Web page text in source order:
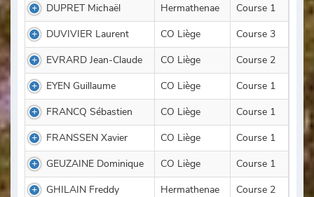
DUPRET Michaël Hermathenae
Course 1
DUVIVIER Laurent
CO Liège
Course 3
EVRARD Jean-Claude
CO Liège
Course 2
EYEN Guillaume
CO Liège
Course 1
FRANCQ Sébastien
CO Liège
Course 1
FRANSSEN Xavier
CO Liège
Course 1
GEUZAINE Dominique
CO Liège
Course 1
GHILAIN Freddy
Hermathenae
Course 2